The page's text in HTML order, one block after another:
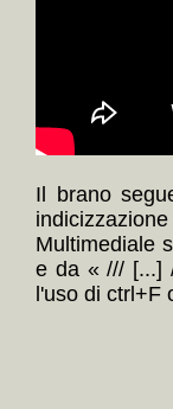
Il brano
Multimediale
e da « /// [...]
l'uso di ctrl+F